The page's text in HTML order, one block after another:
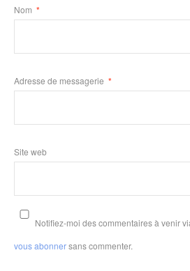
Nom *
Adresse de messagerie *
Site web
Notifiez-moi des commentaires à venir
vous abonnersans commenter.